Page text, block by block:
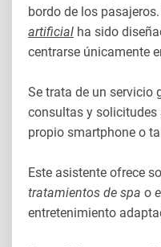
bordo de los
artificial ha sido
centrarse únicamente
Se trata de un servicio
consultas y solicitudes
propio smartphone o
Este asistente ofrece
tratamientos de spa o
entretenimiento